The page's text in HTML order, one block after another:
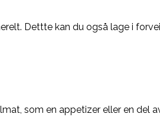
Dettte kan du også lage i
som en appetizer eller en del